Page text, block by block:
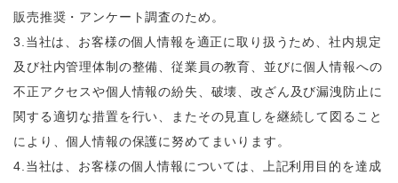
販売推奨・アンケート調査のため。
3.当社は、お客様の個人情報を適正に取り扱うため、社内規定
及び社内管理体制の整備、従業員の教育、並びに個人情報への
不正アクセスや個人情報の紛失、破壊、改ざん及び漏洩防止に
関する適切な措置を行い、またその見直しを継続して図ること
により、個人情報の保護に努めてまいります。
4.当社は、お客様の個人情報については、上記利用目的を達成